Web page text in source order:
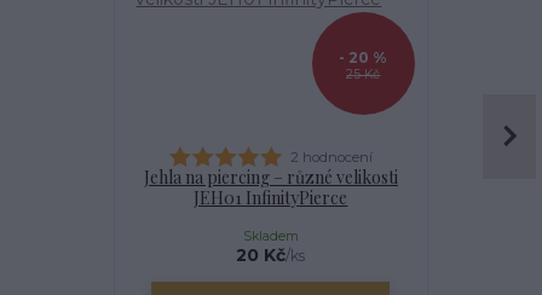
25 Kč
- 20 %
2 hodnocení
Jehla na piercing – různé velikosti
JEH01 InfinityPierce
20 Kč/ks
Skladem